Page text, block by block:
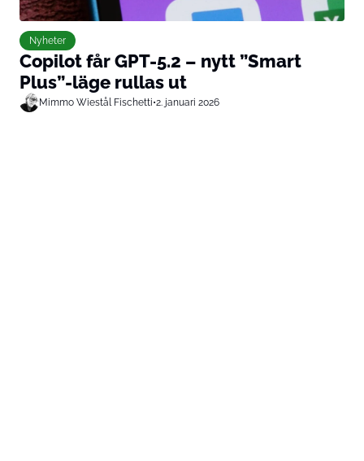
Nyheter
Copilot får GPT-5.2 – nytt ”Smart
Plus”-läge rullas ut
Mimmo Wiestål Fischetti•2. januari 2026